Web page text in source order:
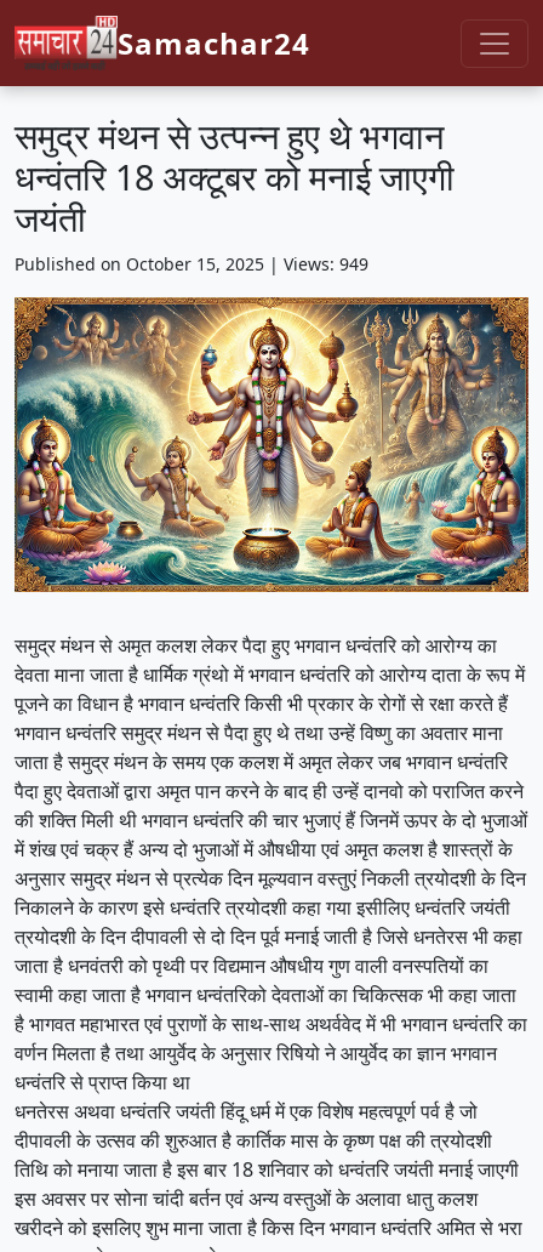
Samachar24
समुद्र मंथन से उत्पन्न हुए थे भगवान
धन्वंतरि 18 अक्टूबर को मनाई जाएगी
जयंती
Published on October 15, 2025 | Views: 949
समुद्र मंथन से अमृत कलश लेकर पैदा हुए भगवान धन्वंतरि को आरोग्य का
देवता माना जाता है धार्मिक ग्रंथो में भगवान धन्वंतरि को आरोग्य दाता के रूप में
पूजने का विधान है भगवान धन्वंतरि किसी भी प्रकार के रोगों से रक्षा करते हैं
भगवान धन्वंतरि समुद्र मंथन से पैदा हुए थे तथा उन्हें विष्णु का अवतार माना
जाता है समुद्र मंथन के समय एक कलश में अमृत लेकर जब भगवान धन्वंतरि
पैदा हुए देवताओं द्वारा अमृत पान करने के बाद ही उन्हें दानवो को पराजित करने
की शक्ति मिली थी भगवान धन्वंतरि की चार भुजाएं हैं जिनमें ऊपर के दो भुजाओं
में शंख एवं चक्र हैं अन्य दो भुजाओं में औषधीया एवं अमृत कलश है शास्त्रों के
अनुसार समुद्र मंथन से प्रत्येक दिन मूल्यवान वस्तुएं निकली त्रयोदशी के दिन
निकालने के कारण इसे धन्वंतरि त्रयोदशी कहा गया इसीलिए धन्वंतरि जयंती
त्रयोदशी के दिन दीपावली से दो दिन पूर्व मनाई जाती है जिसे धनतेरस भी कहा
जाता है धनवंतरी को पृथ्वी पर विद्यमान औषधीय गुण वाली वनस्पतियों का
स्वामी कहा जाता है भगवान धन्वंतरिको देवताओं का चिकित्सक भी कहा जाता
है भागवत महाभारत एवं पुराणों के साथ-साथ अथर्ववेद में भी भगवान धन्वंतरि का
वर्णन मिलता है तथा आयुर्वेद के अनुसार रिषियो ने आयुर्वेद का ज्ञान भगवान
धन्वंतरि से प्राप्त किया था
धनतेरस अथवा धन्वंतरि जयंती हिंदू धर्म में एक विशेष महत्वपूर्ण पर्व है जो
दीपावली के उत्सव की शुरुआत है कार्तिक मास के कृष्ण पक्ष की त्रयोदशी
तिथि को मनाया जाता है इस बार 18 शनिवार को धन्वंतरि जयंती मनाई जाएगी
इस अवसर पर सोना चांदी बर्तन एवं अन्य वस्तुओं के अलावा धातु कलश
खरीदने को इसलिए शुभ माना जाता है किस दिन भगवान धन्वंतरि अमित से भरा